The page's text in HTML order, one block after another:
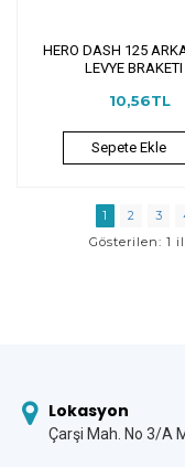
HERO DASH 125
LEVYE BRAKETI
10,56TL
Sepete Ekle
1 2 3
Gösterilen: 1
Lokasyon
Çarşi Mah. No 3/A